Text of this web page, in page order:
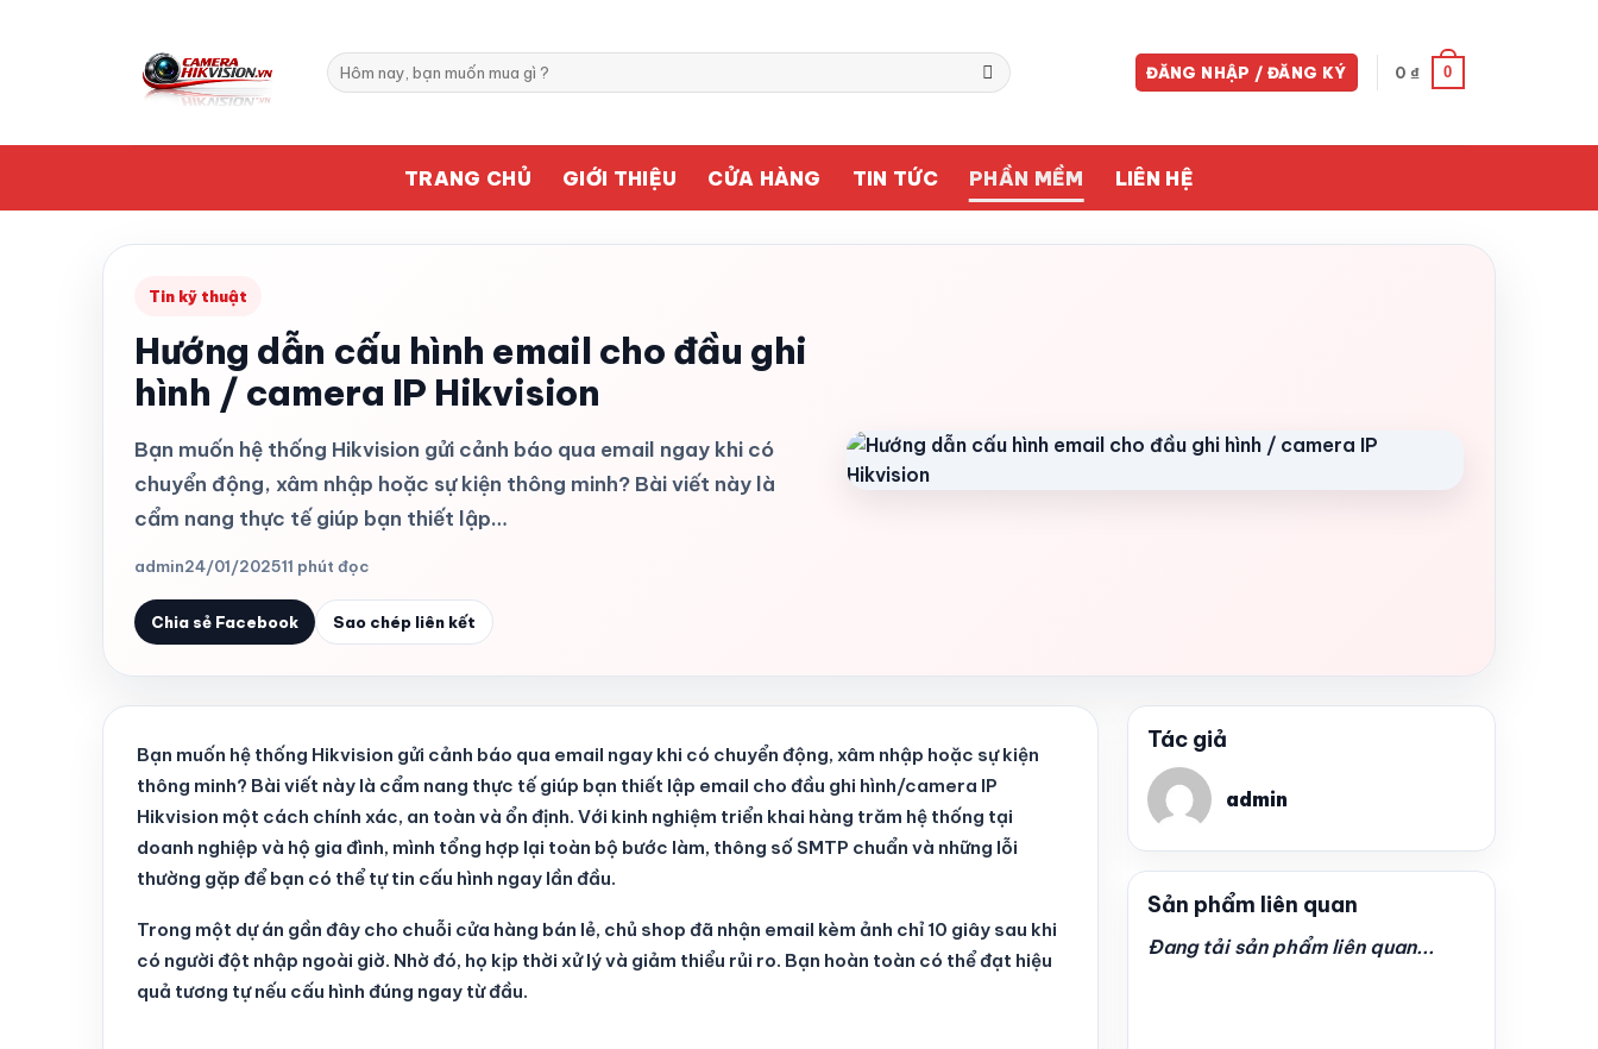
Tìm
kiếm:
ĐĂNG NHẬP / ĐĂNG KÝ 0 ₫ 0
TRANG CHỦ GIỚI THIỆU CỬA HÀNG TIN TỨC PHẦN MỀM LIÊN HỆ
Tin kỹ thuật
Hướng dẫn cấu hình email cho đầu ghi
hình / camera IP Hikvision
Bạn muốn hệ thống Hikvision gửi cảnh báo qua email ngay khi có
chuyển động, xâm nhập hoặc sự kiện thông minh? Bài viết này là
cẩm nang thực tế giúp bạn thiết lập…
admin24/01/202511 phút đọc
Chia sẻ Facebook Sao chép liên kết
Bạn muốn hệ thống Hikvision gửi cảnh báo qua email ngay khi có chuyển động, xâm nhập hoặc sự kiện
thông minh? Bài viết này là cẩm nang thực tế giúp bạn thiết lập email cho đầu ghi hình/camera IP
Hikvision một cách chính xác, an toàn và ổn định. Với kinh nghiệm triển khai hàng trăm hệ thống tại
doanh nghiệp và hộ gia đình, mình tổng hợp lại toàn bộ bước làm, thông số SMTP chuẩn và những lỗi
thường gặp để bạn có thể tự tin cấu hình ngay lần đầu.
Trong một dự án gần đây cho chuỗi cửa hàng bán lẻ, chủ shop đã nhận email kèm ảnh chỉ 10 giây sau khi
có người đột nhập ngoài giờ. Nhờ đó, họ kịp thời xử lý và giảm thiểu rủi ro. Bạn hoàn toàn có thể đạt hiệu
quả tương tự nếu cấu hình đúng ngay từ đầu.
Tác giả
admin
Sản phẩm liên quan
Đang tải sản phẩm liên quan...